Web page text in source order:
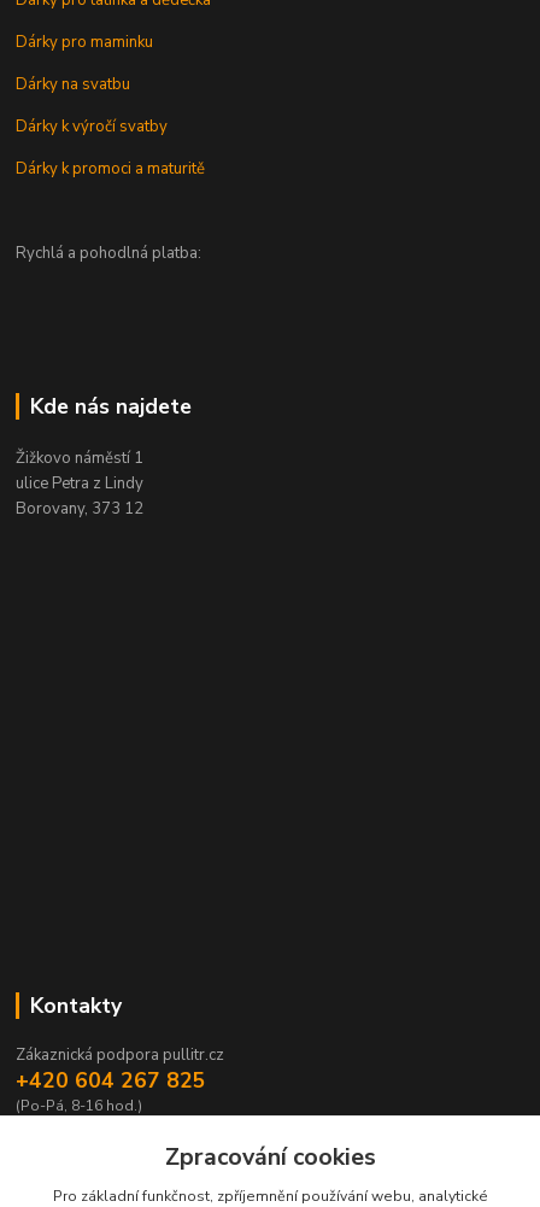
Dárky pro maminku
Dárky na svatbu
Dárky k výročí svatby
Dárky k promoci a maturitě
Rychlá a pohodlná platba:
Kde nás najdete
Žižkovo náměstí 1
ulice Petra z Lindy
Borovany, 373 12
Kontakty
Zákaznická podpora pullitr.cz
+420 604 267 825
(Po-Pá, 8-16 hod.)
Zpracování cookies
Pro základní funkčnost, zpříjemnění používání webu, analytické